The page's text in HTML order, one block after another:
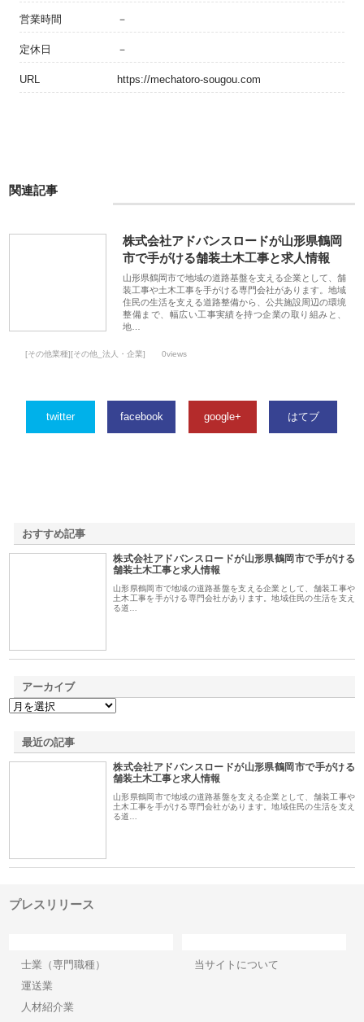
営業時間 －
定休日 －
URL https://mechatoro-sougou.com
関連記事
株式会社アドバンスロードが山形県鶴岡
市で手がける舗装土木工事と求人情報
山形県鶴岡市で地域の道路基盤を支える企業として、舗
装工事や土木工事を手がける専門会社があります。地域
住民の生活を支える道路整備から、公共施設周辺の環境
整備まで、幅広い工事実績を持つ企業の取り組みと、
地…
[その他業種][その他_法人・企業] 0views
twitter facebook google+ はてブ
おすすめ記事
株式会社アドバンスロードが山形県鶴岡市で手がける
舗装土木工事と求人情報
山形県鶴岡市で地域の道路基盤を支える企業として、舗装工事や
土木工事を手がける専門会社があります。地域住民の生活を支え
る道…
アーカイブ
最近の記事
株式会社アドバンスロードが山形県鶴岡市で手がける
舗装土木工事と求人情報
山形県鶴岡市で地域の道路基盤を支える企業として、舗装工事や
土木工事を手がける専門会社があります。地域住民の生活を支え
る道…
プレスリリース
士業（専門職種）
運送業
人材紹介業
当サイトについて